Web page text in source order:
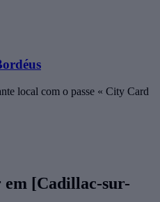
local com o passe « City Card
[Cadillac-sur-